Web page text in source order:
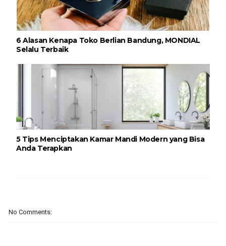
6 Alasan Kenapa Toko Berlian Bandung, MONDIAL
Selalu Terbaik
5 Tips Menciptakan Kamar Mandi Modern yang Bisa
Anda Terapkan
No Comments: